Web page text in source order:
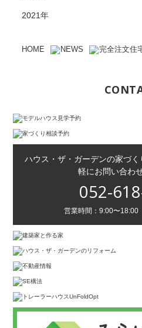
2021年
HOME NEWS 完全注文住
ハウス・ザ・ガーデンの家づ
軽にお問い合わ
052-
営業時間：9:00〜18:00